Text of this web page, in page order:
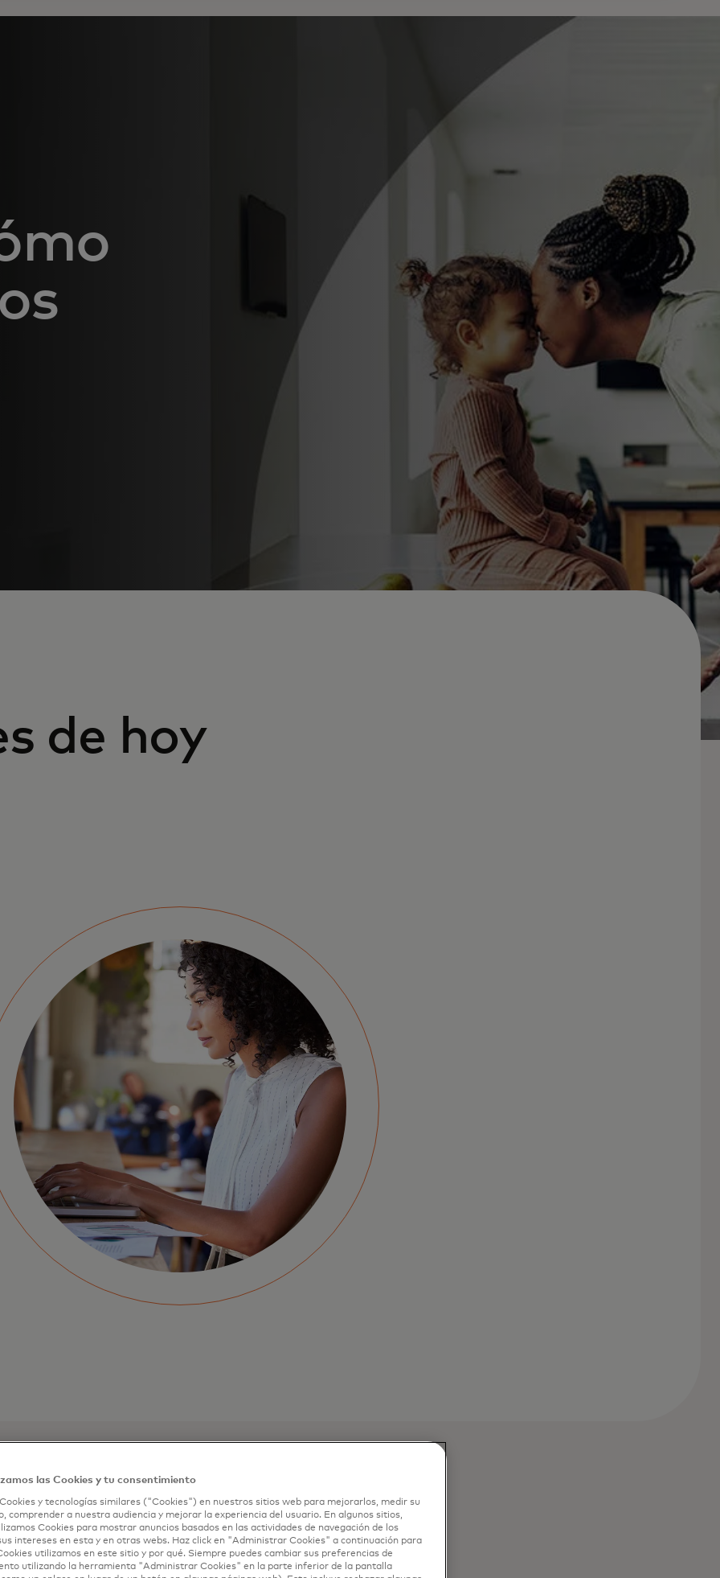
de hoy
las Cookies y tu consentimiento
y tecnologías similares ("Cookies") en nuestros sitios web para mejorarlos, medir su
comprender a nuestra audiencia y mejorar la experiencia del usuario. En algunos sitios,
Cookies para mostrar anuncios basados ​​en las actividades de navegación de los
intereses en esta y en otras webs. Haz click en "Administrar Cookies" a continuación para
utilizamos en este sitio y por qué. Siempre puedes cambiar sus preferencias de
utilizando la herramienta "Administrar Cookies" en la parte inferior de la pantalla